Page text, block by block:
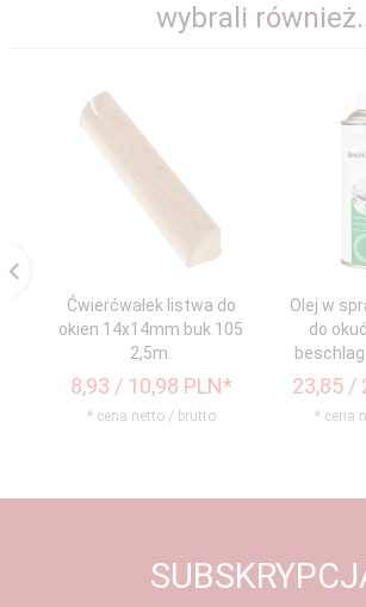
wybrali
Ćwierćwałek listwa do
okien 14x14mm buk 105
2,5m.
8,93 / 10,98 PLN*
* cena netto / brutto
Olej w
do
23,85 /
* cena